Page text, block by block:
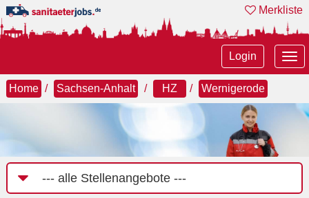
Merkliste
Login
Home Sachsen-Anhalt HZ Wernigerode
Job-
Kategorie